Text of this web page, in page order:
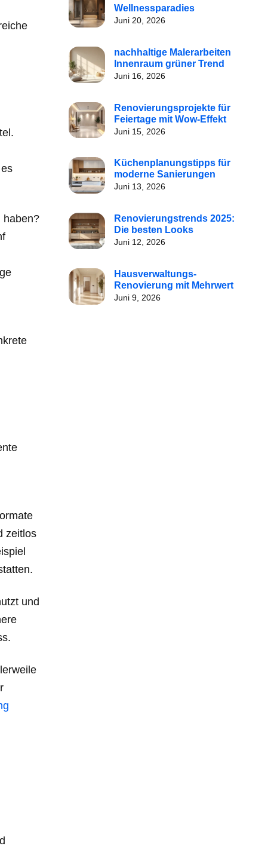
haben?
zeitlos
und
Wellnessparadies
Juni 20, 2026
nachhaltige Malerarbeiten
Innenraum grüner Trend
Juni 16, 2026
Renovierungsprojekte für
Feiertage mit Wow-Effekt
Juni 15, 2026
Küchenplanungstipps für
moderne Sanierungen
Juni 13, 2026
Renovierungstrends 2025:
Die besten Looks
Juni 12, 2026
Hausverwaltungs-
Renovierung mit Mehrwert
Juni 9, 2026